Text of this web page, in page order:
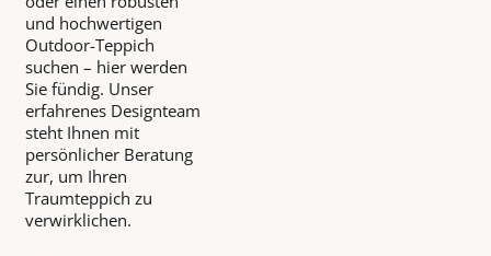
und hochwertigen
Outdoor-Teppich
suchen – hier werden
Sie fündig. Unser
erfahrenes Designteam
steht Ihnen mit
persönlicher Beratung
zur, um Ihren
Traumteppich zu
verwirklichen.